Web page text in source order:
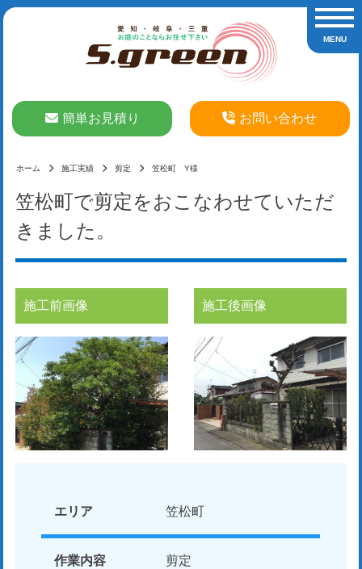
Skip
簡単お見積り お問い合わせ
toggle
MENU
ホーム 施工実績 剪定 笠松町 Y様
笠松町で剪定をおこなわせていただ
きました。
施工前画像 施工後画像
エリア 笠松町
作業内容 剪定